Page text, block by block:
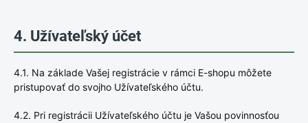
4. Užívateľský účet
4.1. Na základe Vašej registrácie v rámci E-shopu môžete
pristupovať do svojho Užívateľského účtu.
4.2. Pri registrácii Užívateľského účtu je Vašou povinnosťou